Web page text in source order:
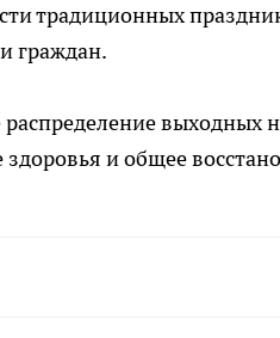
традиционных
граждан.
выходных
и общее